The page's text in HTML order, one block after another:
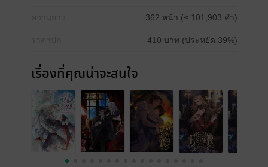
362 หน้า (≈ 101,903 คำ)
410 บาท (ประหยัด 39%)
เรื่องที่คุณน่าจะสนใจ